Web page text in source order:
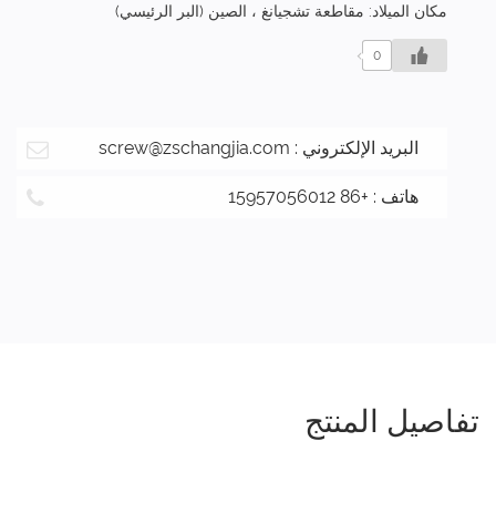
مكان الميلاد: مقاطعة تشجيانغ ، الصين (البر الرئيسي)
0
البريد الإلكتروني : screw@zschangjia.com
هاتف : +86 15957056012
تفاصيل المنتج